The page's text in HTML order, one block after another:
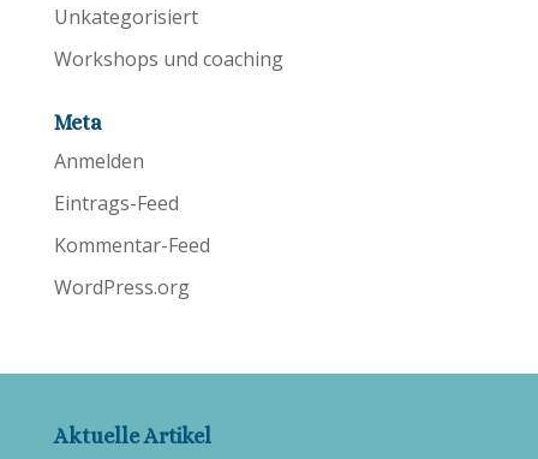
Unkategorisiert
Workshops und coaching
Meta
Anmelden
Eintrags-Feed
Kommentar-Feed
WordPress.org
Aktuelle Artikel